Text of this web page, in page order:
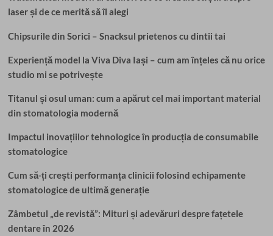
laser și de ce merită să îl alegi
Chipsurile din Sorici – Snacksul prietenos cu dintii tai
Experiență model la Viva Diva Iași – cum am înțeles că nu orice
studio mi se potrivește
Titanul și osul uman: cum a apărut cel mai important material
din stomatologia modernă
Impactul inovațiilor tehnologice în producția de consumabile
stomatologice
Cum să-ți crești performanța clinicii folosind echipamente
stomatologice de ultimă generație
Zâmbetul „de revistă”: Mituri și adevăruri despre fațetele
dentare în 2026